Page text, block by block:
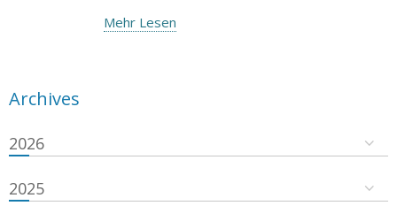
Mehr Lesen
Archives
2026
2025